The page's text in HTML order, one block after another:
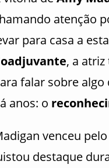
atenção
para casa a
, a
falar sobre
anos: o
venceu
destaque